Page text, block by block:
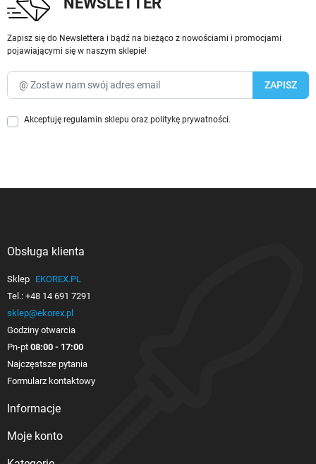
Zapisz się do Newslettera i bądź na bieżąco z nowościami i promocjami
pojawiającymi się w naszym sklepie!
Akceptuję regulamin sklepu oraz politykę prywatności.
Obsługa klienta
Sklep EKOREX.PL
Tel.: +48 14 691 7291
sklep@ekorex.pl
Godziny otwarcia
Pn-pt 08:00 - 17:00
Najczęstsze pytania
Formularz kontaktowy
Informacje
Moje konto